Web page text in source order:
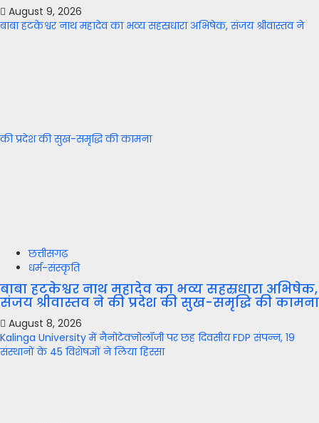
August 9, 2026
बाबा हटकेश्वर नाथ महादेव का भव्य सहस्रधारा अभिषेक, संजय श्रीवास्तव ने
की प्रदेश की सुख-समृद्धि की कामना
छत्तीसगढ़
धर्म-संस्कृति
बाबा हटकेश्वर नाथ महादेव का भव्य सहस्रधारा अभिषेक,
संजय श्रीवास्तव ने की प्रदेश की सुख-समृद्धि की कामना
August 8, 2026
Kalinga University में नैनोटेक्नोलॉजी पर छह दिवसीय FDP संपन्न, 19
संस्थानों के 45 विशेषज्ञों ने लिया हिस्सा